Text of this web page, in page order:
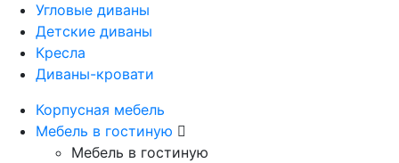
Угловые диваны
Детские диваны
Кресла
Диваны-кровати
Корпусная мебель
Мебель в гостиную
Мебель в гостиную